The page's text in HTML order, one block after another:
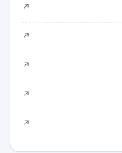
↗
↗
↗
↗
↗